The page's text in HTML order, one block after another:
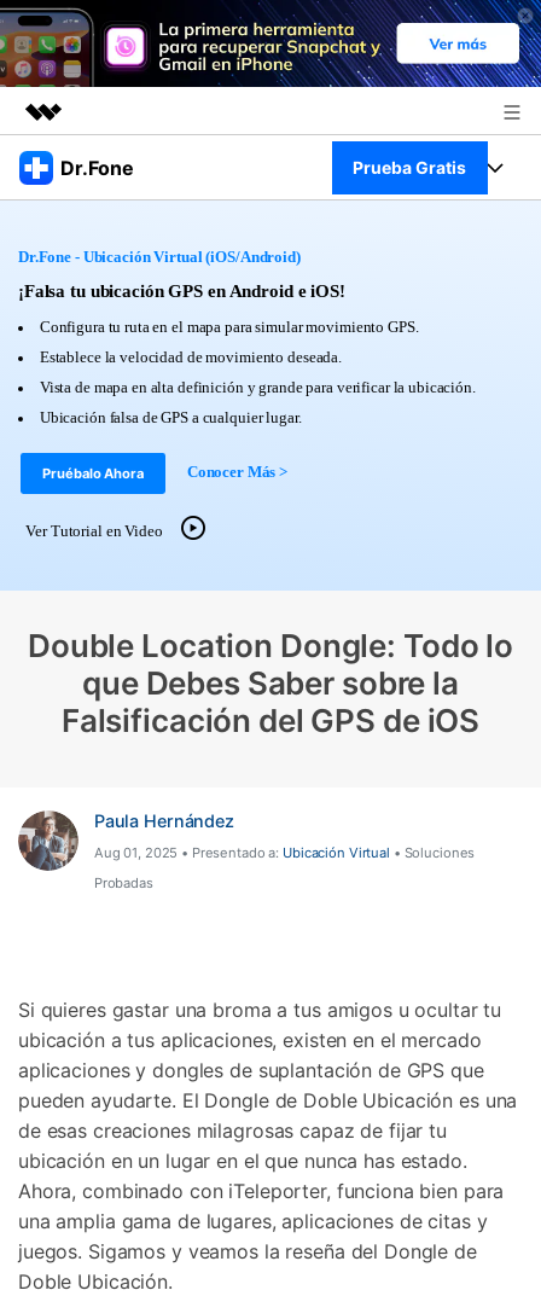
Productos destacados
Soluciones
Quiénes somos
Dr.Fone Prueba Gratis
Ver Kit Completo >
Productos
Para PC
Para Celular
Herramientas Online
Más
Recursos
Descubre lo mejor de Dr.Fone
Guías
Soporte
Transferencia de Datos
Protección del Móvil
Encuentra Más Soluciones
Desbloqueo FRP en Android 16
Iniciar sesión
Dr.Fone - Ubicación Virtual (iOS/Android)
¡Falsa tu ubicación GPS en Android e iOS!
Configura tu ruta en el mapa para simular movimiento GPS.
Establece la velocidad de movimiento deseada.
Vista de mapa en alta definición y grande para verificar la ubicación.
Ubicación falsa de GPS a cualquier lugar.
Pruébalo Ahora Conocer Más >
Ver Tutorial en Video
Double Location Dongle: Todo lo
que Debes Saber sobre la
Falsificación del GPS de iOS
Paula Hernández
Aug 01, 2025 • Presentado a: Ubicación Virtual • Soluciones
Probadas
Si quieres gastar una broma a tus amigos u ocultar tu
ubicación a tus aplicaciones, existen en el mercado
aplicaciones y dongles de suplantación de GPS que
pueden ayudarte. El Dongle de Doble Ubicación es una
de esas creaciones milagrosas capaz de fijar tu
ubicación en un lugar en el que nunca has estado.
Ahora, combinado con iTeleporter, funciona bien para
una amplia gama de lugares, aplicaciones de citas y
juegos. Sigamos y veamos la reseña del Dongle de
Doble Ubicación.